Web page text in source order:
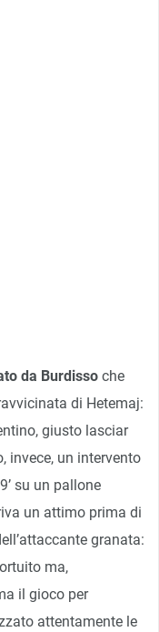
da Burdisso che
di Hetemaj:
giusto lasciar
invece, un intervento
su un pallone
un attimo prima di
granata:
ma,
il gioco per
attentamente le